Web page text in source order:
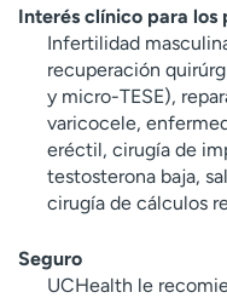
Interés clínico para los
Infertilidad
recuperación
y micro-TESE),
varicocele,
eréctil, cirugía de
testosterona baja,
cirugía de cálculos
Seguro
UCHealth le